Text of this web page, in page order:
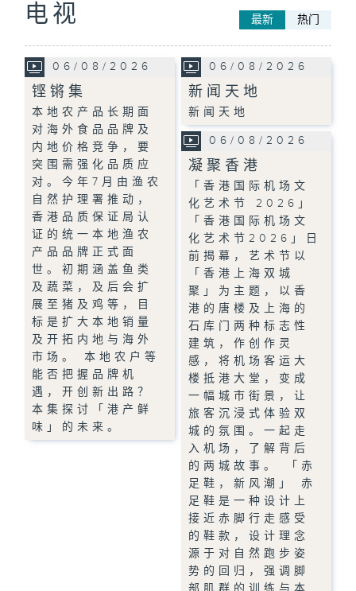
电视 最新 热门
06/08/2026
铿锵集
本地农产品长期面
对海外食品品牌及
内地价格竞争，要
突围需强化品质应
对。今年7月由渔农
自然护理署推动，
香港品质保证局认
证的统一本地渔农
产品品牌正式面
世。初期涵盖鱼类
及蔬菜，及后会扩
展至猪及鸡等，目
标是扩大本地销量
及开拓内地与海外
市场。 本地农户等
能否把握品牌机
遇，开创新出路？
本集探讨「港产鲜
味」的未来。
06/08/2026
新闻天地
新闻天地
06/08/2026
凝聚香港
「香港国际机场文
化艺术节 2026」
「香港国际机场文
化艺术节2026」日
前揭幕，艺术节以
「香港上海双城
聚」为主题，以香
港的唐楼及上海的
石库门两种标志性
建筑，作创作灵
感，将机场客运大
楼抵港大堂，变成
一幅城市街景，让
旅客沉浸式体验双
城的氛围。一起走
入机场，了解背后
的两城故事。 「赤
足鞋，新风潮」 赤
足鞋是一种设计上
接近赤脚行走感受
的鞋款，设计理念
源于对自然跑步姿
势的回归，强调脚